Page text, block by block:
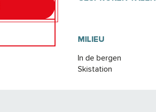
MILIEU
MILIEU
In de bergen
Skistation